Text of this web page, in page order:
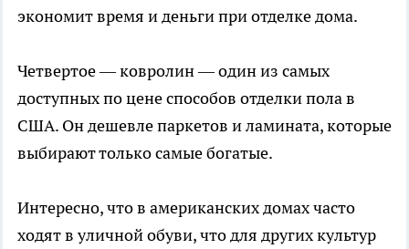
экономит время и деньги при отделке дома.
Четвертое — ковролин — один из самых
доступных по цене способов отделки пола в
США. Он дешевле паркетов и ламината, которые
выбирают только самые богатые.
Интересно, что в американских домах часто
ходят в уличной обуви, что для других культур